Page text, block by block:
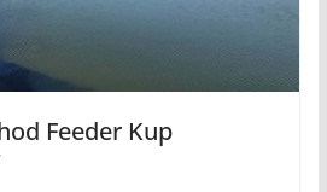
Feeder Kup